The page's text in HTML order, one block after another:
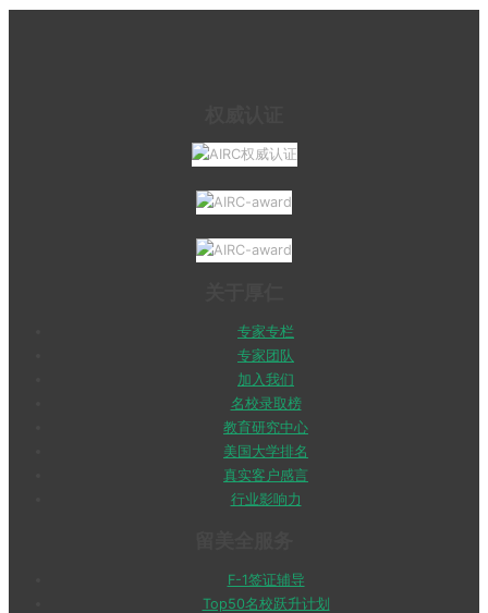
专家专栏
专家团队
加入我们
名校录取榜
教育研究中心
美国大学排名
真实客户感言
行业影响力
F-1签证辅导
Top50名校跃升计划